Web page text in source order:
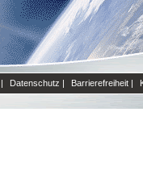
| Datenschutz | Barrierefreiheit |